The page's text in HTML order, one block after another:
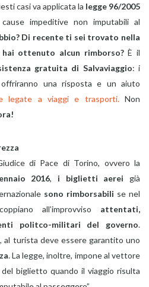
casi va applicata la legge 96/2005
impeditive non imputabili al
Di recente ti sei trovato nella
ottenuto alcun rimborso?È il
gratuita di Salvaviaggio: i
una risposta e un aiuto
legate a viaggi e trasporti.Non
di Pace di Torino, ovvero la
2016, i biglietti aerei già
sono rimborsabili se nel
all’improvviso attentati,
politco-militari del governo.
al turista deve essere garantito uno
. La legge, inoltre, impone al vettore
biglietto quando il viaggio risulta